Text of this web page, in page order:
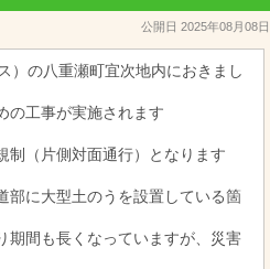
公開日 2025年08月08日
）の八重瀬町宜次地内におきまし
の工事が実施されます
制（片側対面通行）となります
部に大型土のうを設置している箇
期間も長くなっていますが、災害